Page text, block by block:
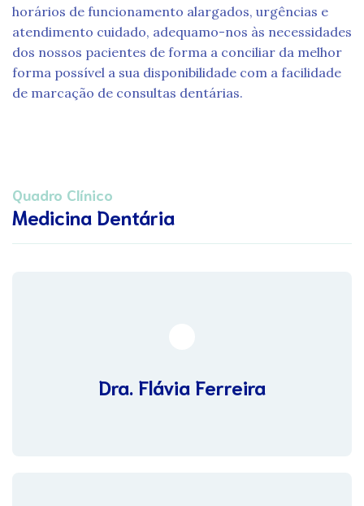
horários de funcionamento alargados, urgências e
atendimento cuidado, adequamo-nos às necessidades
dos nossos pacientes de forma a conciliar da melhor
forma possível a sua disponibilidade com a facilidade
de marcação de consultas dentárias.
Quadro Clínico
Medicina Dentária
Dra. Flávia Ferreira